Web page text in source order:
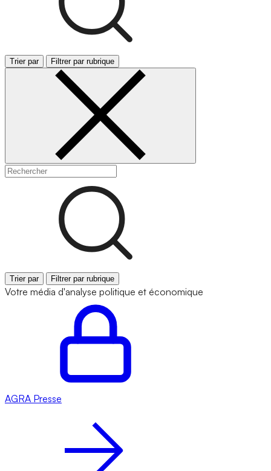
Trier par Filtrer par rubrique
Trier par Filtrer par rubrique
Votre média d'analyse politique et économique
AGRA Presse